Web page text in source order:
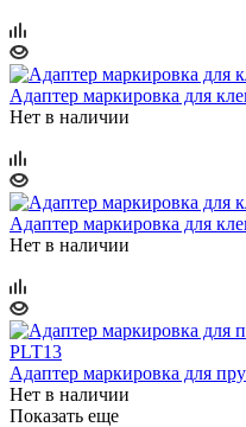
Адаптер маркировка для
Нет в наличии
Адаптер маркировка для
Нет в наличии
Адаптер маркировка для
Нет в наличии
Показать еще